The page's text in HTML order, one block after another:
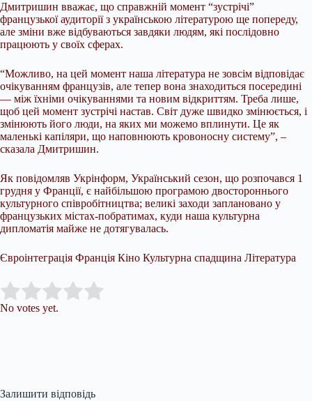
Дмитришин вважає, що справжній момент “зустрічі”
французької аудиторії з українською літературою ще попереду,
але зміни вже відбуваються завдяки людям, які послідовно
працюють у своїх сферах.
“Можливо, на цей момент наша література не зовсім відповідає
очікуванням французів, але тепер вона знаходиться посередині
— між їхніми очікуваннями та новим відкриттям. Треба лише,
щоб цей момент зустрічі настав. Світ дуже швидко змінюється, і
змінюють його люди, на яких ми можемо вплинути. Це як
маленькі капіляри, що наповнюють кровоносну систему”, –
сказала Дмитришин.
Як повідомляв Укрінформ, Український сезон, що розпочався 1
грудня у Франції, є найбільшою програмою двостороннього
культурного співробітництва; великі заходи заплановано у
французьких містах-побратимах, куди наша культурна
дипломатія майже не дотягувалась.
Євроінтеграція Франція Кіно Культурна спадщина Література
Rate this item:
No votes yet.
Залишити відповідь